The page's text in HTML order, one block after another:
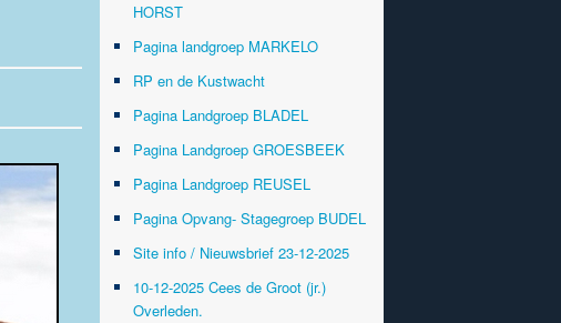
HORST
Pagina landgroep MARKELO
RP en de Kustwacht
Pagina Landgroep BLADEL
Pagina Landgroep GROESBEEK
Pagina Landgroep REUSEL
Pagina Opvang- Stagegroep BUDEL
Site info / Nieuwsbrief 23-12-2025
10-12-2025 Cees de Groot (jr.)
Overleden.